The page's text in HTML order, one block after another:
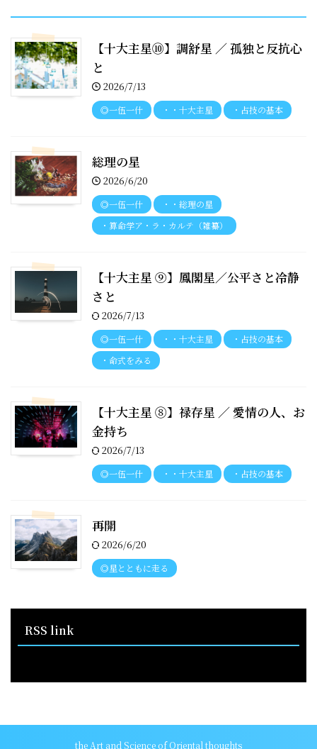
【十大主星⑩】調舒星 ／ 孤独と反抗心
と
2026/7/13
◎一伍一什 ・・十大主星 ・占技の基本
総理の星
2026/6/20
◎一伍一什
・・総理の星
・算命学ア・ラ・カルテ（雑纂）
【十大主星 ⑨】鳳閣星／公平さと冷静
さと
2026/7/13
◎一伍一什 ・・十大主星
・占技の基本
・命式をみる
【十大主星 ⑧】禄存星 ／ 愛情の人、お
金持ち
2026/7/13
◎一伍一什 ・・十大主星 ・占技の基本
再開
2026/6/20
◎星とともに走る
RSS link
the Art and Science of Oriental thoughts